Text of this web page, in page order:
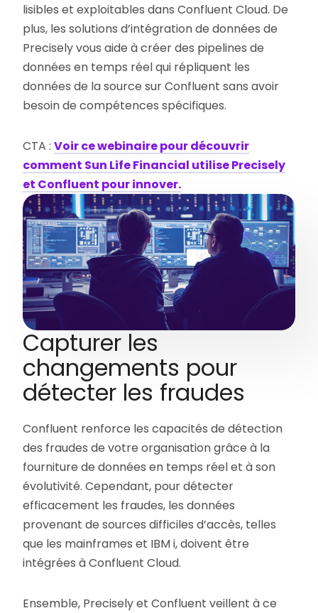
lisibles et exploitables dans Confluent Cloud. De
plus, les solutions d’intégration de données de
Precisely vous aide à créer des pipelines de
données en temps réel qui répliquent les
données de la source sur Confluent sans avoir
besoin de compétences spécifiques.
CTA :Voir ce webinaire pour découvrir
comment Sun Life Financial utilise Precisely
et Confluent pour innover.
Capturer les
changements pour
détecter les fraudes
Confluent renforce les capacités de détection
des fraudes de votre organisation grâce à la
fourniture de données en temps réel et à son
évolutivité. Cependant, pour détecter
efficacement les fraudes, les données
provenant de sources difficiles d’accès, telles
que les mainframes et IBM i, doivent être
intégrées à Confluent Cloud.
Ensemble, Precisely et Confluent veillent à ce